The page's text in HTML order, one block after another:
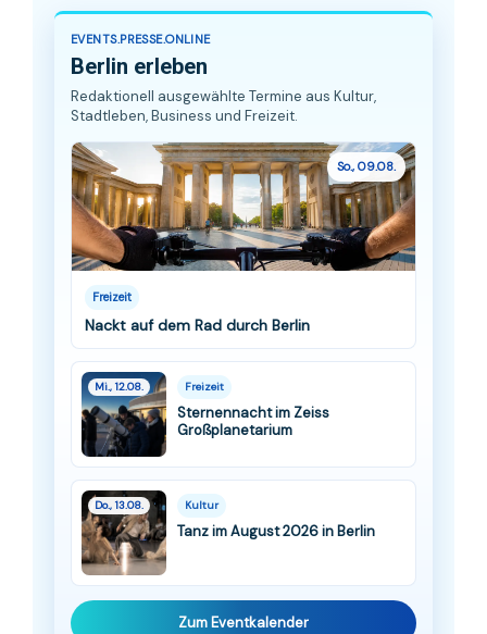
EVENTS.PRESSE.ONLINE
Berlin erleben
Redaktionell ausgewählte Termine aus Kultur,
Stadtleben, Business und Freizeit.
So., 09.08.
Freizeit
Nackt auf dem Rad durch Berlin
Mi., 12.08. Freizeit
Sternennacht im Zeiss
Großplanetarium
Do., 13.08. Kultur
Tanz im August 2026 in Berlin
Zum Eventkalender